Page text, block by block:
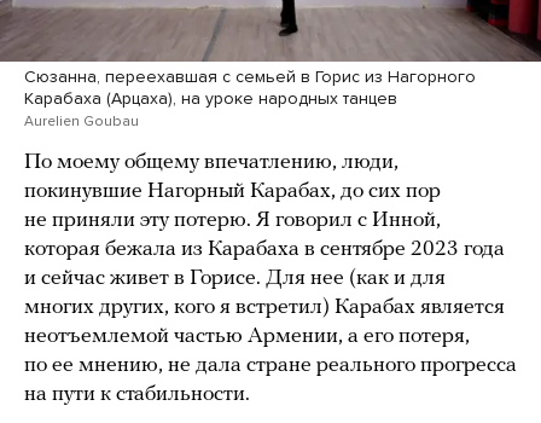
Сюзанна, переехавшая с семьей в Горис из Нагорного
Карабаха (Арцаха), на уроке народных танцев
Aurelien Goubau
По моему общему впечатлению, люди,
покинувшие Нагорный Карабах, до сих пор
не приняли эту потерю. Я говорил с Инной,
которая бежала из Карабаха в сентябре 2023 года
и сейчас живет в Горисе. Для нее (как и для
многих других, кого я встретил) Карабах является
неотъемлемой частью Армении, а его потеря,
по ее мнению, не дала стране реального прогресса
на пути к стабильности.